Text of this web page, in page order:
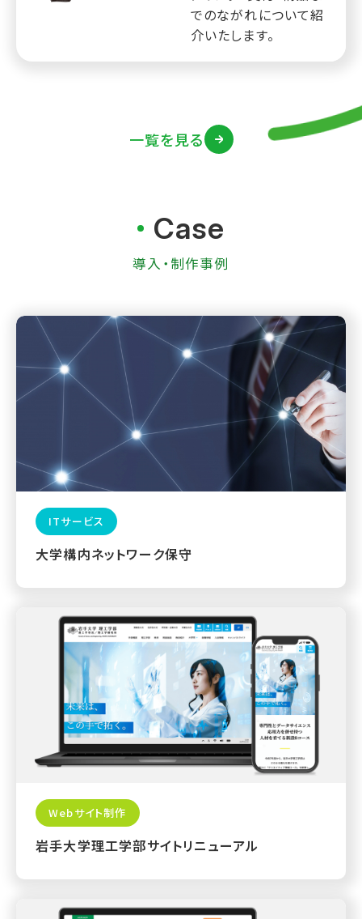
でのながれについて紹
介いたします。
一覧を見る
Case
導入・制作事例
ITサービス
大学構内ネットワーク保守
Webサイト制作
岩手大学理工学部サイトリニューアル